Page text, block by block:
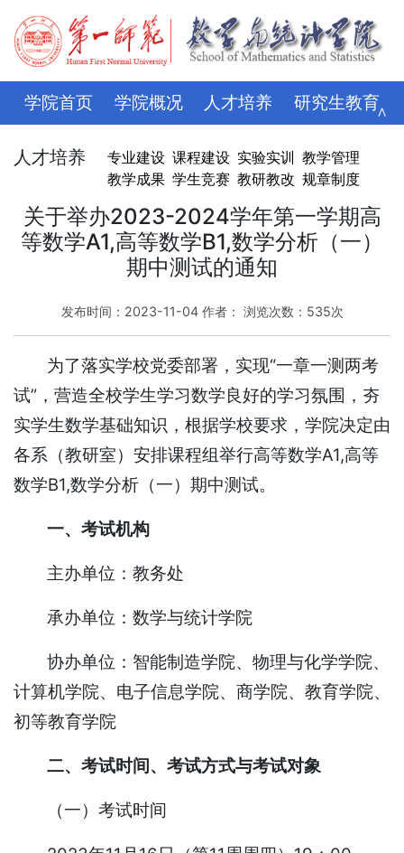
学院首页 学院概况 人才培养 研究生教育
学科科研 师资队伍 招生就业 党建思政
评建专栏 资料下载 学校主页
∧
人才培养 专业建设 课程建设 实验实训
教学管理
教学成果 学生竞赛 教研教改 规章制度
关于举办2023-2024学年第一学期高
等数学A1,高等数学B1,数学分析（一）
期中测试的通知
发布时间：2023-11-04 作者： 浏览次数： 535次
为了落实学校党委部署，实现“一章一测两考
试”，营造全校学生学习数学良好的学习氛围，夯
实学生数学基础知识，根据学校要求，学院决定由
各系（教研室）安排课程组举行高等数学A1,高等
数学B1,数学分析（一）期中测试。
一、考试机构
主办单位：教务处
承办单位：数学与统计学院
协办单位：智能制造学院、物理与化学学院、
计算机学院、电子信息学院、商学院、教育学院、
初等教育学院
二、考试时间、考试方式与考试对象
（一）考试时间